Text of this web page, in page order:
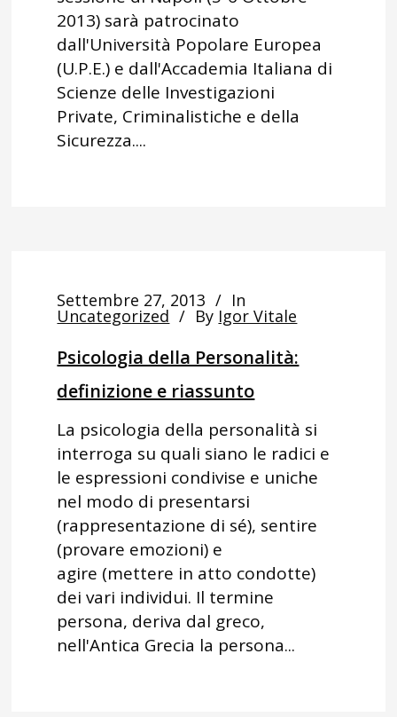
2013) sarà patrocinato
dall'Università Popolare Europea
(U.P.E.) e dall'Accademia Italiana di
Scienze delle Investigazioni
Private, Criminalistiche e della
Sicurezza....
Settembre 27, 2013 In
Uncategorized By Igor Vitale
Psicologia della Personalità:
definizione e riassunto
La psicologia della personalità si
interroga su quali siano le radici e
le espressioni condivise e uniche
nel modo di presentarsi
(rappresentazione di sé), sentire
(provare emozioni) e
agire (mettere in atto condotte)
dei vari individui. Il termine
persona, deriva dal greco,
nell'Antica Grecia la persona...